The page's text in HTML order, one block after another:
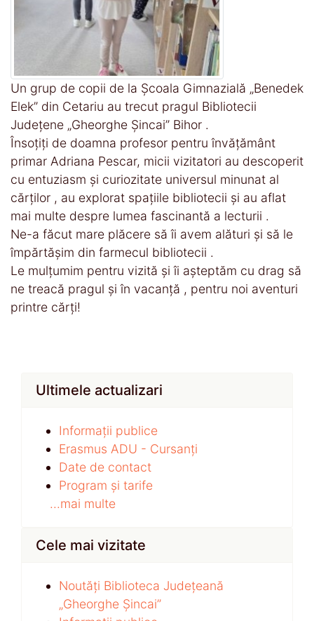
Un grup de copii de la Școala Gimnazială „Benedek
Elek” din Cetariu au trecut pragul Bibliotecii
Județene „Gheorghe Șincai” Bihor .
Însoțiți de doamna profesor pentru învățământ
primar Adriana Pescar, micii vizitatori au descoperit
cu entuziasm și curiozitate universul minunat al
cărților , au explorat spațiile bibliotecii și au aflat
mai multe despre lumea fascinantă a lecturii .
Ne-a făcut mare plăcere să îi avem alături și să le
împărtășim din farmecul bibliotecii .
Le mulțumim pentru vizită și îi așteptăm cu drag să
ne treacă pragul și în vacanță , pentru noi aventuri
printre cărți!
Ultimele actualizari
Informații publice
Erasmus ADU - Cursanți
Date de contact
Program și tarife
...mai multe
Cele mai vizitate
Noutăți Biblioteca Județeană
„Gheorghe Șincai”